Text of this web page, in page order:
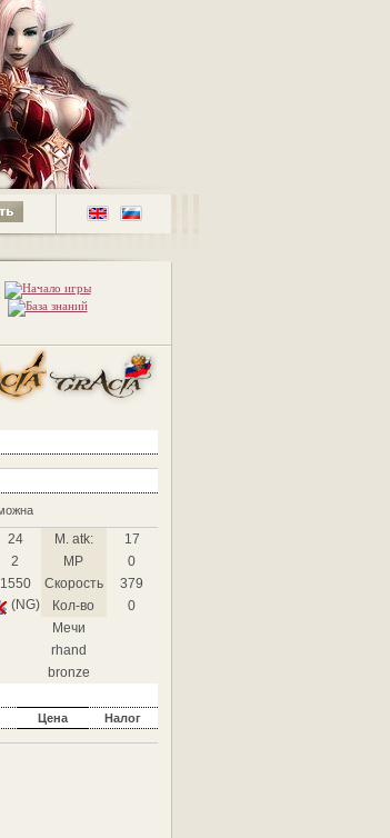
24 M. atk:
17
2 MP
0
1550 Скорость
379
(NG) Кол-во
0
Мечи
rhand
bronze
Цена
Налог